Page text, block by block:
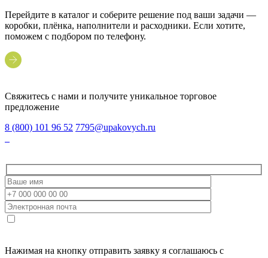
Перейдите в каталог и соберите решение под ваши задачи —
коробки, плёнка, наполнители и расходники. Если хотите,
поможем с подбором по телефону.
Свяжитесь с нами и получите уникальное торговое
предложение
8 (800) 101 96 52 7795@upakovych.ru
Нажимая на кнопку отправить заявку я соглашаюсь с